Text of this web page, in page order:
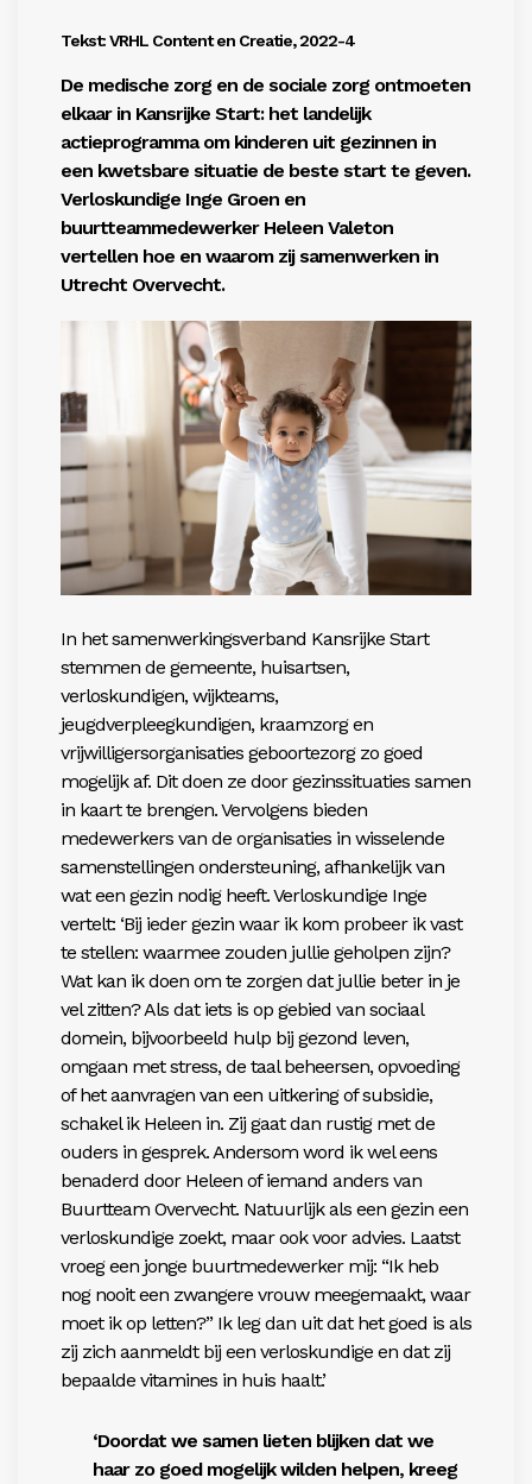
Tekst: VRHL Content en Creatie, 2022-4
De medische zorg en de sociale zorg ontmoeten
elkaar in Kansrijke Start: het landelijk
actieprogramma om kinderen uit gezinnen in
een kwetsbare situatie de beste start te geven.
Verloskundige Inge Groen en
buurtteammedewerker Heleen Valeton
vertellen hoe en waarom zij samenwerken in
Utrecht Overvecht.
In het samenwerkingsverband Kansrijke Start
stemmen de gemeente, huisartsen,
verloskundigen, wijkteams,
jeugdverpleegkundigen, kraamzorg en
vrijwilligersorganisaties geboortezorg zo goed
mogelijk af. Dit doen ze door gezinssituaties samen
in kaart te brengen. Vervolgens bieden
medewerkers van de organisaties in wisselende
samenstellingen ondersteuning, afhankelijk van
wat een gezin nodig heeft. Verloskundige Inge
vertelt: ‘Bij ieder gezin waar ik kom probeer ik vast
te stellen: waarmee zouden jullie geholpen zijn?
Wat kan ik doen om te zorgen dat jullie beter in je
vel zitten? Als dat iets is op gebied van sociaal
domein, bijvoorbeeld hulp bij gezond leven,
omgaan met stress, de taal beheersen, opvoeding
of het aanvragen van een uitkering of subsidie,
schakel ik Heleen in. Zij gaat dan rustig met de
ouders in gesprek. Andersom word ik wel eens
benaderd door Heleen of iemand anders van
Buurtteam Overvecht. Natuurlijk als een gezin een
verloskundige zoekt, maar ook voor advies. Laatst
vroeg een jonge buurtmedewerker mij: “Ik heb
nog nooit een zwangere vrouw meegemaakt, waar
moet ik op letten?” Ik leg dan uit dat het goed is als
zij zich aanmeldt bij een verloskundige en dat zij
bepaalde vitamines in huis haalt.’
‘Doordat we samen lieten blijken dat we
haar zo goed mogelijk wilden helpen, kreeg